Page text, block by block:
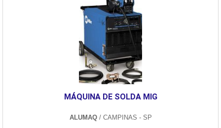
superior e uma vida útil prolongada.Além disso, a Normatec se
destaca por oferecer um excelente custo-benefício em seus
produtos. A empresa possui uma equipe técnica altamente
qualificada, que realiza um rigoroso controle de qualidade em
todas as etapas de produção, garantindo a entrega de facas do
desfibrador com alto padrão de excelência.Ao adquirir a faca do
desfibrador da Normatec, os clientes têm a certeza de estar
contribuir para o aumento da produtividade e eficiência de seus
equipamentos.Portanto, se você busca uma faca do desfibrador de
MÁQUINA DE SOLDA MIG
ALUMAQ/ CAMPINAS - SP